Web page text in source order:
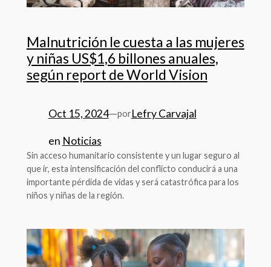
Malnutrición le cuesta a las mujeres
y niñas US$1,6 billones anuales,
según report de World Vision
Oct 15, 2024—porLefry Carvajal
en Noticias
Sin acceso humanitario consistente y un lugar seguro al
que ir, esta intensificación del conflicto conducirá a una
importante pérdida de vidas y será catastrófica para los
niños y niñas de la región.